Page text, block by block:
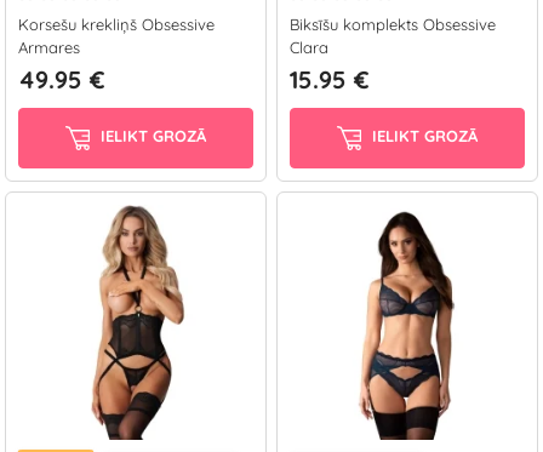
Korsešu krekliņš Obsessive
Armares
49.95 €
IELIKT GROZĀ
Biksīšu komplekts Obsessive
Clara
15.95 €
IELIKT GROZĀ